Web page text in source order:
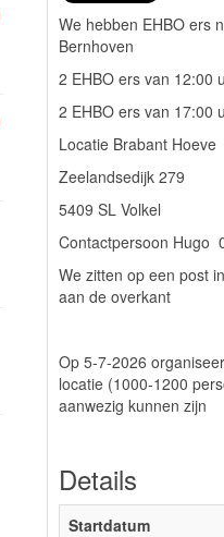
We hebben EHBO ers
Bernhoven
2 EHBO ers van 12:00
2 EHBO ers van 17:00
Locatie Brabant Hoeve
Zeelandsedijk 279
5409 SL Volkel
Contactpersoon Hugo
We zitten op een post
aan de overkant
Op 5-7-2026
locatie (1000-1200
aanwezig kunnen zijn
Details
Startdatum